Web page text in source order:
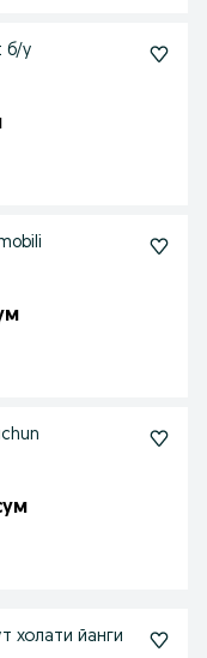
б/у
Детские батут холати йанги